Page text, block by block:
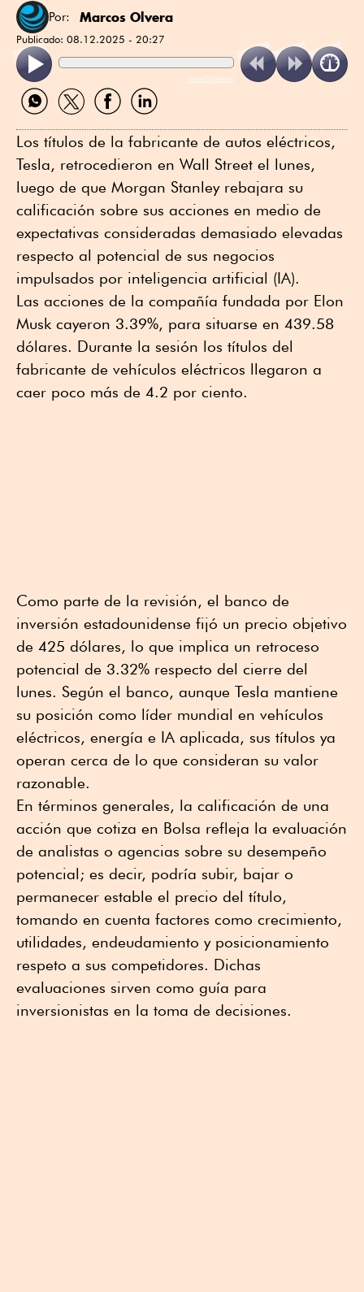
Por: Marcos Olvera
Publicado: 08.12.2025 - 20:27
ReadSpeaker
Compartir
por
Compartir
por
Compartir
por
Compartir
por
Los títulos de la fabricante de autos eléctricos,
Tesla, retrocedieron en Wall Street el lunes,
luego de que Morgan Stanley rebajara su
calificación sobre sus acciones en medio de
expectativas consideradas demasiado elevadas
respecto al potencial de sus negocios
impulsados por inteligencia artificial (IA).
Las acciones de la compañía fundada por Elon
Musk cayeron 3.39%, para situarse en 439.58
dólares. Durante la sesión los títulos del
fabricante de vehículos eléctricos llegaron a
caer poco más de 4.2 por ciento.
Como parte de la revisión, el banco de
inversión estadounidense fijó un precio objetivo
de 425 dólares, lo que implica un retroceso
potencial de 3.32% respecto del cierre del
lunes. Según el banco, aunque Tesla mantiene
su posición como líder mundial en vehículos
eléctricos, energía e IA aplicada, sus títulos ya
operan cerca de lo que consideran su valor
razonable.
En términos generales, la calificación de una
acción que cotiza en Bolsa refleja la evaluación
de analistas o agencias sobre su desempeño
potencial; es decir, podría subir, bajar o
permanecer estable el precio del título,
tomando en cuenta factores como crecimiento,
utilidades, endeudamiento y posicionamiento
respeto a sus competidores. Dichas
evaluaciones sirven como guía para
inversionistas en la toma de decisiones.